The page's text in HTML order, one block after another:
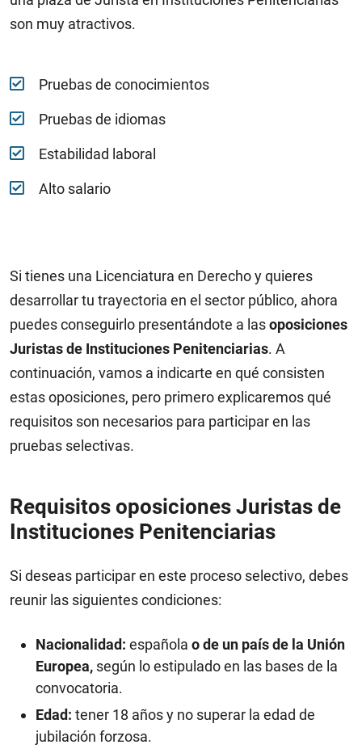
son muy atractivos.
Pruebas de conocimientos
Pruebas de idiomas
Estabilidad laboral
Alto salario
Si tienes una Licenciatura en Derecho y quieres
desarrollar tu trayectoria en el sector público, ahora
puedes conseguirlo presentándote a lasoposiciones
Juristas de Instituciones Penitenciarias. A
continuación, vamos a indicarte en qué consisten
estas oposiciones, pero primero explicaremos qué
requisitos son necesarios para participar en las
pruebas selectivas.
Requisitos oposiciones Juristas de
Instituciones Penitenciarias
Si deseas participar en este proceso selectivo, debes
reunir las siguientes condiciones:
Nacionalidad: española o de un país de la Unión
Europea, según lo estipulado en las bases de la
convocatoria.
Edad: tener 18 años y no superar la edad de
jubilación forzosa.